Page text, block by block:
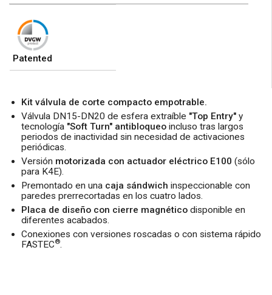
Patented
Kit válvula de corte compacto empotrable.
Válvula DN15-DN20 de esfera extraíble "Top Entry" y
tecnología "Soft Turn" antibloqueo incluso tras largos
periodos de inactividad sin necesidad de activaciones
periódicas.
Versión motorizada con actuador eléctrico E100 (sólo
para K4E).
Premontado en una caja sándwich inspeccionable con
paredes prerrecortadas en los cuatro lados.
Placa de diseño con cierre magnético disponible en
diferentes acabados.
Conexiones con versiones roscadas o con sistema rápido
FASTEC®.